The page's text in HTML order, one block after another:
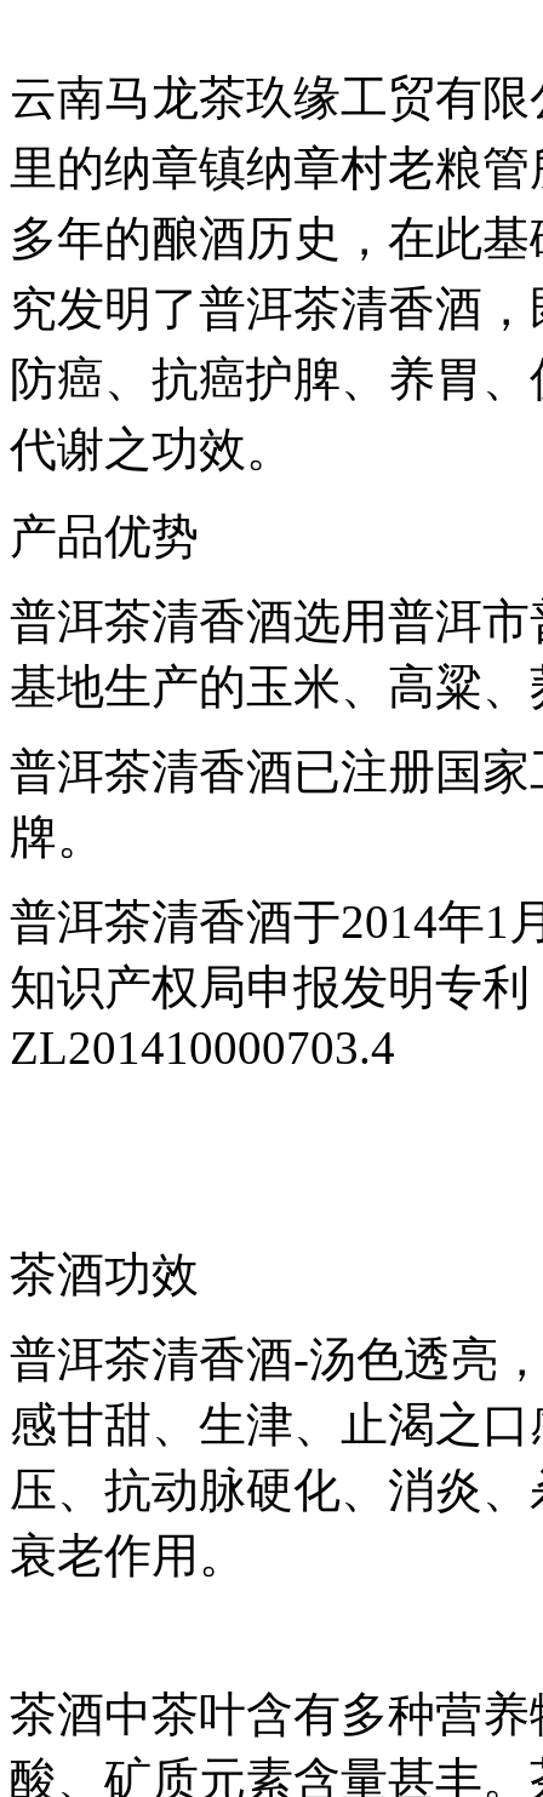
云南马龙茶玖缘工贸有
里的纳章镇纳章村老粮
多年的酿酒历史，在此
究发明了普洱茶清香酒
防癌、抗癌护脾、养胃
代谢之功效。
产品优势
普洱茶清香酒选用普洱
基地生产的玉米、高粱
普洱茶清香酒已注册国
牌。
普洱茶清香酒于2014年1
知识产权局申报发明专
ZL201410000703.4
茶酒功效
普洱茶清香酒-汤色透亮
感甘甜、生津、止渴之
压、抗动脉硬化、消炎
衰老作用。
茶酒中茶叶含有多种营
酸、矿质元素含量甚丰